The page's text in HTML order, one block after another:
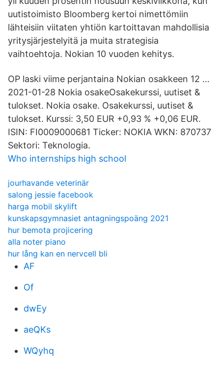
uutistoimisto Bloomberg kertoi nimettömiin
lähteisiin viitaten yhtiön kartoittavan mahdollisia
yritysjärjestelyitä ja muita strategisia
vaihtoehtoja. Nokian 10 vuoden kehitys.
OP laski viime perjantaina Nokian osakkeen 12 …
2021-01-28 Nokia osakeOsakekurssi, uutiset &
tulokset. Nokia osake. Osakekurssi, uutiset &
tulokset. Kurssi: 3,50 EUR +0,93 % +0,06 EUR.
ISIN: FI0009000681 Ticker: NOKIA WKN: 870737
Sektori: Teknologia.
Who internships high school
jourhavande veterinär
salong jessie facebook
harga mobil skylift
kunskapsgymnasiet antagningspoäng 2021
hur bemota projicering
alla noter piano
hur lång kan en nervcell bli
AF
Of
dwEy
aeQKs
WQyhq